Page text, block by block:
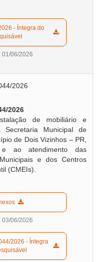
01/06/2026
2026
2026
de mobiliário e
Secretaria Municipal de
de Dois Vizinhos – PR,
ao atendimento das
e dos Centros
(CMEIs).
03/06/2026